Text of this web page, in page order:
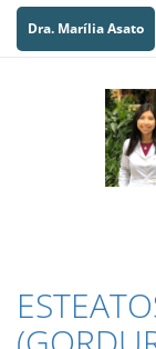
Dra. Marília Asato